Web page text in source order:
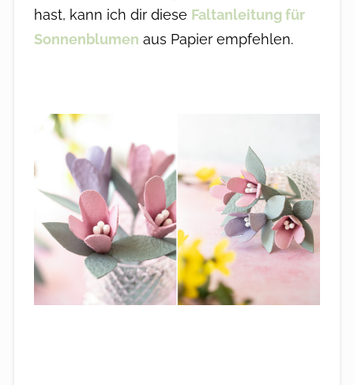
hast, kann ich dir diese Faltanleitung für
Sonnenblumen aus Papier empfehlen.